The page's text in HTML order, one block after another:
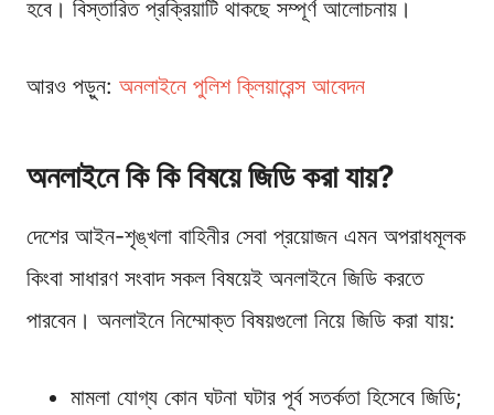
হবে। বিস্তারিত প্রক্রিয়াটি থাকছে সম্পূর্ণ আলোচনায়।
আরও পড়ুন: অনলাইনে পুলিশ ক্লিয়ারেন্স আবেদন
অনলাইনে কি কি বিষয়ে জিডি করা যায়?
দেশের আইন-শৃঙ্খলা বাহিনীর সেবা প্রয়োজন এমন অপরাধমূলক
কিংবা সাধারণ সংবাদ সকল বিষয়েই অনলাইনে জিডি করতে
পারবেন। অনলাইনে নিম্মোক্ত বিষয়গুলো নিয়ে জিডি করা যায়:
মামলা যোগ্য কোন ঘটনা ঘটার পূর্ব সতর্কতা হিসেবে জিডি;